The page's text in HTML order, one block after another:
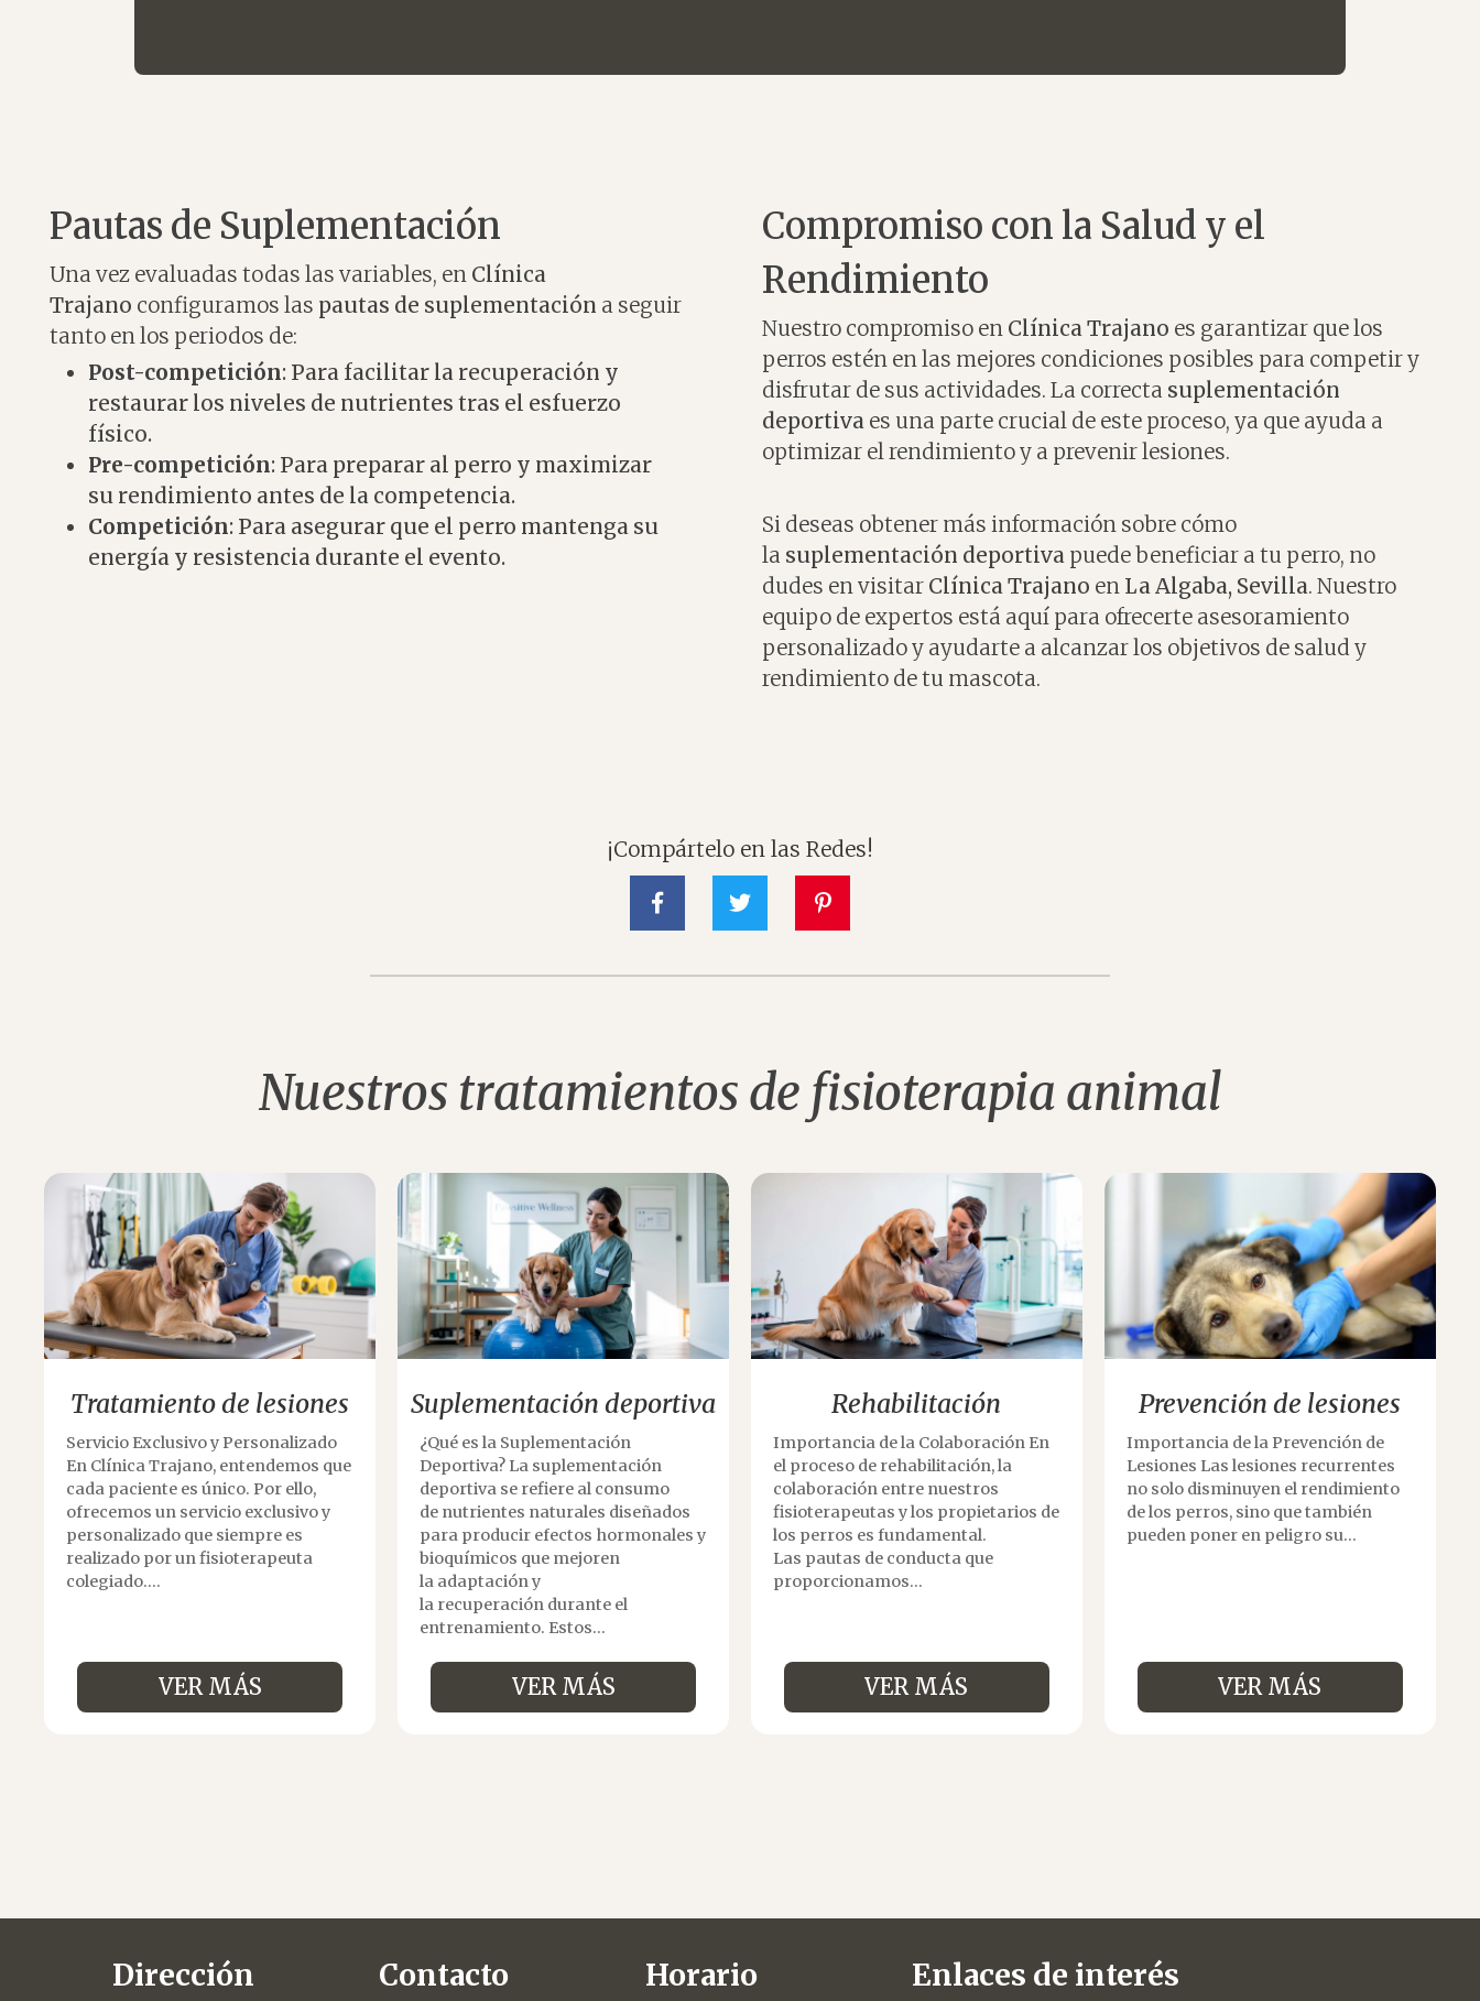
Pautas de Suplementación
Una vez evaluadas todas las variables, en Clínica
Trajano configuramos las pautas de suplementación a seguir
tanto en los periodos de:
Post-competición: Para facilitar la recuperación y
restaurar los niveles de nutrientes tras el esfuerzo
físico.
Pre-competición: Para preparar al perro y maximizar
su rendimiento antes de la competencia.
Competición: Para asegurar que el perro mantenga su
energía y resistencia durante el evento.
Compromiso con la Salud y el
Rendimiento
Nuestro compromiso en Clínica Trajano es garantizar que los
perros estén en las mejores condiciones posibles para competir y
disfrutar de sus actividades. La correcta suplementación
deportiva es una parte crucial de este proceso, ya que ayuda a
optimizar el rendimiento y a prevenir lesiones.
Si deseas obtener más información sobre cómo
la suplementación deportiva puede beneficiar a tu perro, no
dudes en visitar Clínica Trajano en La Algaba, Sevilla. Nuestro
equipo de expertos está aquí para ofrecerte asesoramiento
personalizado y ayudarte a alcanzar los objetivos de salud y
rendimiento de tu mascota.
¡Compártelo en las Redes!
Nuestros tratamientos de fisioterapia animal
Tratamiento de lesiones
Servicio Exclusivo y Personalizado
En Clínica Trajano, entendemos que
cada paciente es único. Por ello,
ofrecemos un servicio exclusivo y
personalizado que siempre es
realizado por un fisioterapeuta
colegiado....
VER MÁS
Suplementación deportiva
¿Qué es la Suplementación
Deportiva? La suplementación
deportiva se refiere al consumo
de nutrientes naturales diseñados
para producir efectos hormonales y
bioquímicos que mejoren
la adaptación y
la recuperación durante el
entrenamiento. Estos...
VER MÁS
Rehabilitación
Importancia de la Colaboración En
el proceso de rehabilitación, la
colaboración entre nuestros
fisioterapeutas y los propietarios de
los perros es fundamental.
Las pautas de conducta que
proporcionamos...
VER MÁS
Prevención de lesiones
Importancia de la Prevención de
Lesiones Las lesiones recurrentes
no solo disminuyen el rendimiento
de los perros, sino que también
pueden poner en peligro su...
VER MÁS
Navegación
Dirección Contacto Horario Enlaces de interés